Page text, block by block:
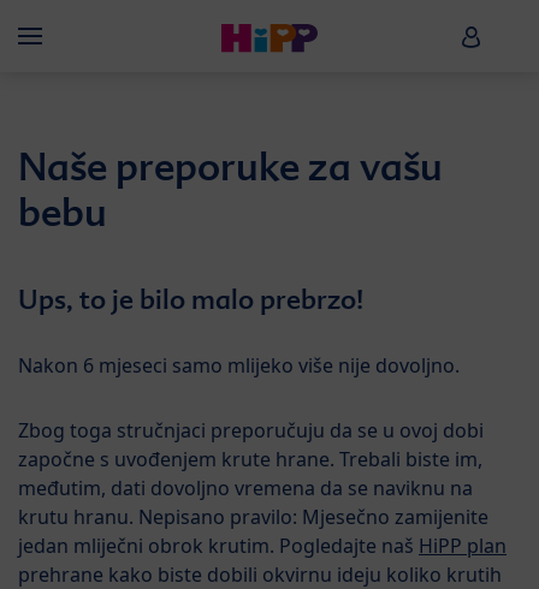
Menü HiPP
Naše preporuke za vašu
bebu
Ups, to je bilo malo prebrzo!
Nakon 6 mjeseci samo mlijeko više nije dovoljno.
Zbog toga stručnjaci preporučuju da se u ovoj dobi
započne s uvođenjem krute hrane. Trebali biste im,
međutim, dati dovoljno vremena da se naviknu na
krutu hranu. Nepisano pravilo: Mjesečno zamijenite
jedan mliječni obrok krutim. Pogledajte naš HiPP plan
prehrane kako biste dobili okvirnu ideju koliko krutih